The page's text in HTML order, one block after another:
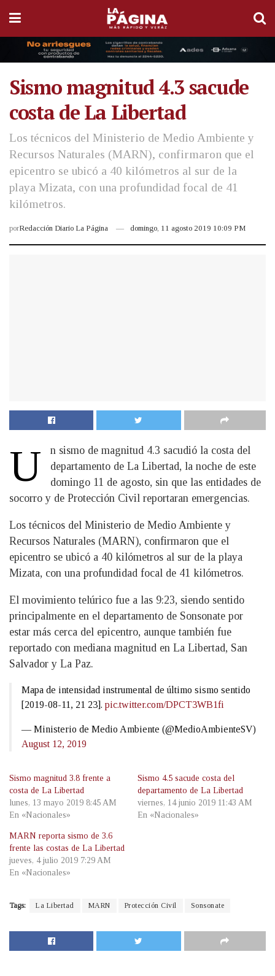
Sismo magnitud 4.3 sacude
costa de La Libertad
Los técnicos del Ministerio de Medio Ambiente y
Recursos Naturales (MARN), confirmaron que el
epicentro se ubicó a 40 kilómetros al sur de la
playa Mizata, con una profundidad focal de 41
kilómetros.
porRedacción Diario La Página domingo, 11 agosto 2019 10:09 PM
U
n sismo de magnitud 4.3 sacudió la costa del
departamento de La Libertad, la noche de este
domingo 11 de agosto, sin que las entidades de
socorro y de Protección Civil reportaran emergencias.
Los técnicos del Ministerio de Medio Ambiente y
Recursos Naturales (MARN), confirmaron que el
epicentro se ubicó a 40 kilómetros al sur de la playa
Mizata, con una profundidad focal de 41 kilómetros.
El movimiento telúrico fue a las 9:23, siendo sentido
principalmente en el departamento de Sonsonate por
estar más cerca del epicentro, aunque también fue
reportado con mediana magnitud en La Libertad, San
Salvador y La Paz.
Mapa de intensidad instrumental de último sismo sentido
[2019-08-11, 21 23]. pic.twitter.com/DPCT3WB1fi
— Ministerio de Medio Ambiente (@MedioAmbienteSV)
August 12, 2019
Sismo magnitud 3.8 frente a
costa de La Libertad
lunes, 13 mayo 2019 8:45 AM
En «Nacionales»
Sismo 4.5 sacude costa del
departamento de La Libertad
viernes, 14 junio 2019 11:43 AM
En «Nacionales»
MARN reporta sismo de 3.6
frente las costas de La Libertad
jueves, 4 julio 2019 7:29 AM
En «Nacionales»
Tags: La Libertad MARN Protección Civil Sonsonate